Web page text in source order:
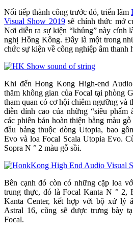
Nối tiếp thành công trước đó, triển lãm
Visual Show 2019sẽ chính thức mở
Nơi diễn ra sự kiện “khủng” này cính
nghị Hồng Kông. Đây là một trong
chức sự kiện về công nghiệp âm thanh
Khi đến Hong Kong High-end
thăm không gian của Focal tại phòng
tham quan có cơ hội chiêm ngưỡng và
diễn đỉnh cao của những “siêu phẩm
các phiên bản hoàn thiện bằng màu
đầu bảng thuộc dòng Utopia, bao
Evo và loa Focal Scala Utopia Evo.
Sopra N ° 2 màu gỗ sồi.
Bên cạnh đó còn có những cặp loa
trung thực, đó là Focal Kanta N ° 2,
Kanta Center, kết hợp với bộ xử lý
Astral 16, cũng sẽ được trưng bày
Focal.